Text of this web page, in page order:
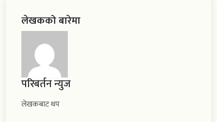
लेखकको बारेमा
परिबर्तन न्युज
लेखकबाट थप